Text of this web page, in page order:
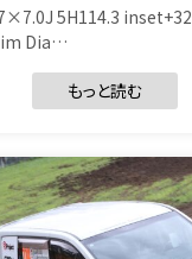
5H114.3 inset+32
Dia…
もっと読む